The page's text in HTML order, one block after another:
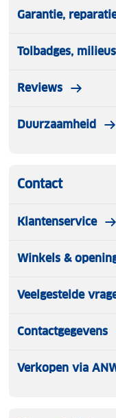
Garantie,
Tolbadges,
Reviews
Duurzaamheid
Contact
Klantenservice
Winkels &
Veelgestelde
Contactgegevens
Verkopen via